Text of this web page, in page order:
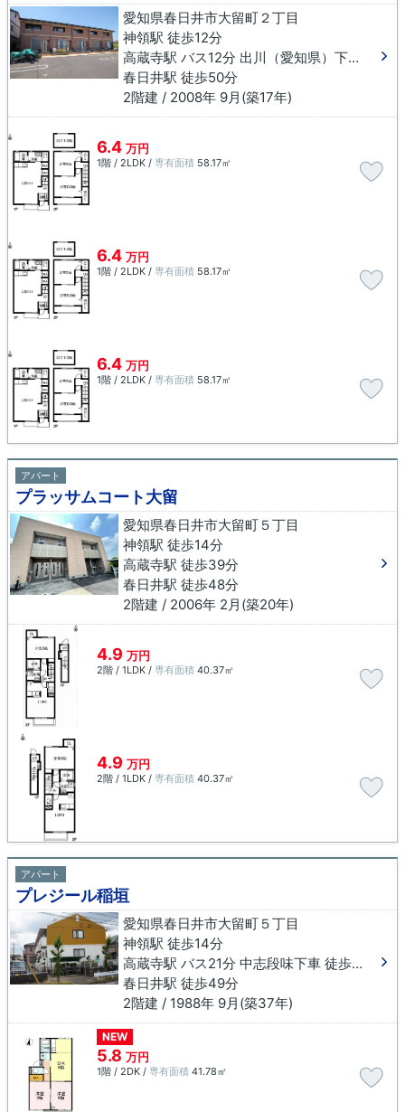
愛知県春日井市大留町２丁目
神領駅 徒歩12分
高蔵寺駅 バス12分 出川（愛知県）下車 徒歩14分
春日井駅 徒歩50分
2階建 / 2008年 9月(築17年)
6.4 万円
1階 / 2LDK / 専有面積 58.17㎡
6.4 万円
1階 / 2LDK / 専有面積 58.17㎡
6.4 万円
1階 / 2LDK / 専有面積 58.17㎡
アパート
プラッサムコート大留
愛知県春日井市大留町５丁目
神領駅 徒歩14分
高蔵寺駅 徒歩39分
春日井駅 徒歩48分
2階建 / 2006年 2月(築20年)
4.9 万円
2階 / 1LDK / 専有面積 40.37㎡
4.9 万円
2階 / 1LDK / 専有面積 40.37㎡
アパート
プレジール稲垣
愛知県春日井市大留町５丁目
神領駅 徒歩14分
高蔵寺駅 バス21分 中志段味下車 徒歩12分
春日井駅 徒歩49分
2階建 / 1988年 9月(築37年)
NEW
5.8 万円
1階 / 2DK / 専有面積 41.78㎡